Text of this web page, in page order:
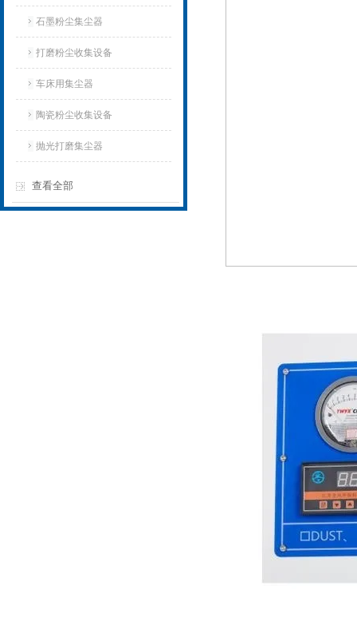
石墨粉尘集尘器
打磨粉尘收集设备
车床用集尘器
陶瓷粉尘收集设备
抛光打磨集尘器
查看全部